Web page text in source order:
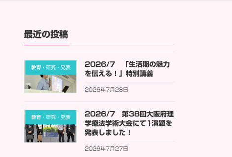
最近の投稿
教育・研究・発表
2026/7 「生活期の魅力
を伝える！」特別講義
2026年7月28日
教育・研究・発表
2026/7 第38回大阪府理
学療法学術大会にて1演題を
発表しました！
2026年7月27日